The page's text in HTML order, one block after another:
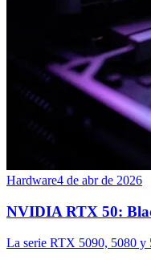
Hardware4 de abr de 2026
NVIDIA RTX 50:
La serie RTX 5090, 5080 y